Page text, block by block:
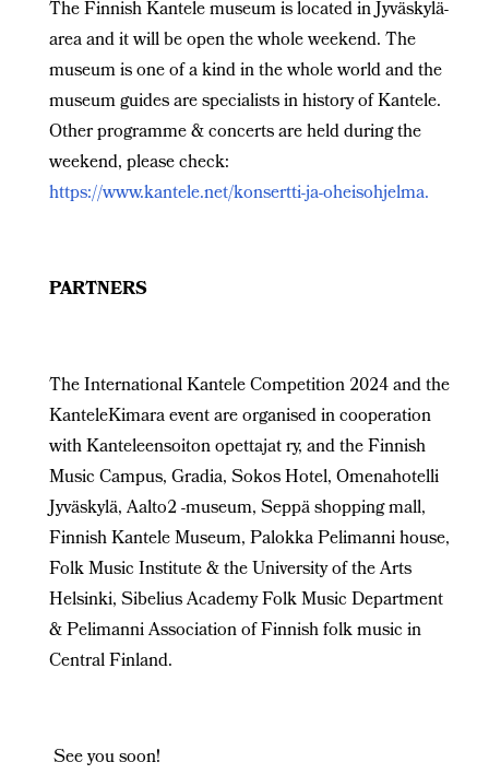
The Finnish Kantele museum is located in Jyväskylä-
area and it will be open the whole weekend. The
museum is one of a kind in the whole world and the
museum guides are specialists in history of Kantele.
Other programme & concerts are held during the
weekend, please check:
https://www.kantele.net/konsertti-ja-oheisohjelma.
PARTNERS
The International Kantele Competition 2024 and the
KanteleKimara event are organised in cooperation
with Kanteleensoiton opettajat ry, and the Finnish
Music Campus, Gradia, Sokos Hotel, Omenahotelli
Jyväskylä, Aalto2 -museum, Seppä shopping mall,
Finnish Kantele Museum, Palokka Pelimanni house,
Folk Music Institute & the University of the Arts
Helsinki, Sibelius Academy Folk Music Department
& Pelimanni Association of Finnish folk music in
Central Finland.
See you soon!